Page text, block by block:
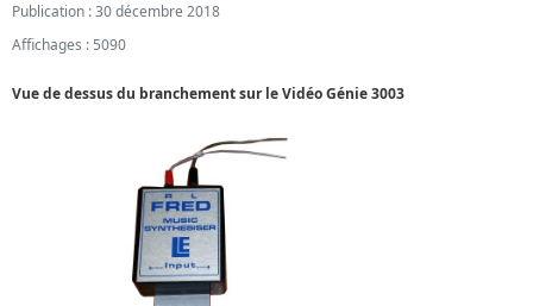
Publication : 30 décembre 2018
Affichages : 5090
Vue de dessus du branchement sur le Vidéo Génie 3003